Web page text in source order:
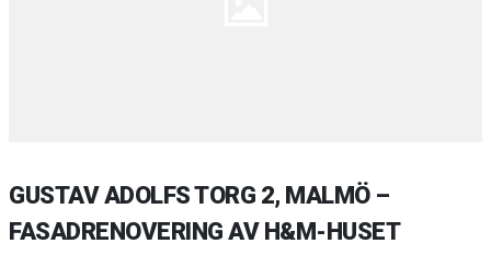
GUSTAV ADOLFS TORG 2, MALMÖ –
FASADRENOVERING AV H&M-HUSET